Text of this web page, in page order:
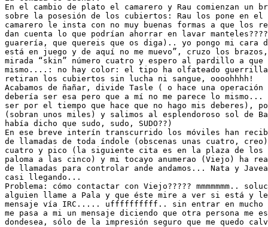
En el cambio de plato el camarero y Rau comienzan un
sobre la posesión de los cubiertos: Rau los pone en
camarero le insta con no muy buenas formas a que
dan cuenta lo que podrían ahorrar en lavar
guarería, que quereis que os diga).. yo pongo mi cara
está en juego y de aquí no me muevo”, cruzo los
mirada “skin” número cuatro y espero al pardillo a
mismo....: no hay color: el tipo ha olfateado
retiran los cubiertos sin lucha ni sangue, oooohhhh!
Acabamos de ñañar, divide Tasle ( o hace una
debería ser esa pero que a mí no me parece lo mismo...
ser por el tiempo que hace que no hago mis deberes),
(sobran unos miles) y salimos al esplendoroso sol de
había dicho que sudo, sudo, SUDO??)
En ese breve interín transcurrido los móviles han
de llamadas de toda índole (obscenas unas cuatro,
cuatro y pico (la siguiente cita es en la plaza de los
paloma a las cinco) y mi tocayo anumerao (Viejo) ha
de llamadas para controlar ande andamos... Nata y
casi llegando...
Problema: cómo contactar con Viejo????? mmmmmmm..
alguien llame a Pala y que éste mire a ver si está y
mensaje vía IRC..... uffffffffff.. sin entrar en
me pasa a mi un mensaje diciendo que otra persona me
dondesea, sólo de la impresión seguro que me quedo